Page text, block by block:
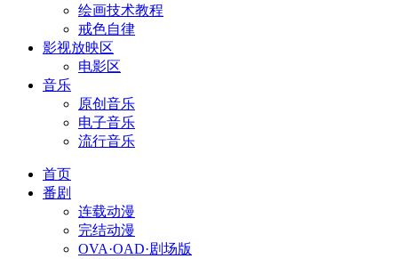
绘画技术教程
戒色自律
影视放映区
电影区
音乐
原创音乐
电子音乐
流行音乐
首页
番剧
连载动漫
完结动漫
OVA·OAD·剧场版